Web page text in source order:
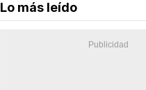
Lo más leído